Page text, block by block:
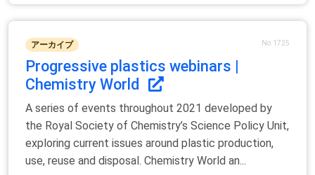
アーカイブ No.1725
Progressive plastics webinars |
Chemistry World
A series of events throughout 2021 developed by
the Royal Society of Chemistry’s Science Policy Unit,
exploring current issues around plastic production,
use, reuse and disposal. Chemistry World an...